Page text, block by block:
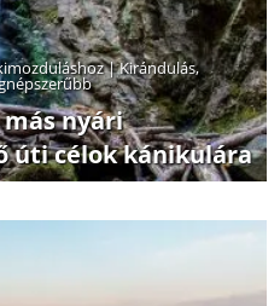
|Kirándulás,
más nyári
úti célok kánikulára